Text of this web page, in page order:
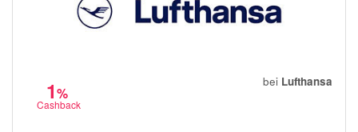
LiveFresh
1%
Cashback
bei Lufthansa